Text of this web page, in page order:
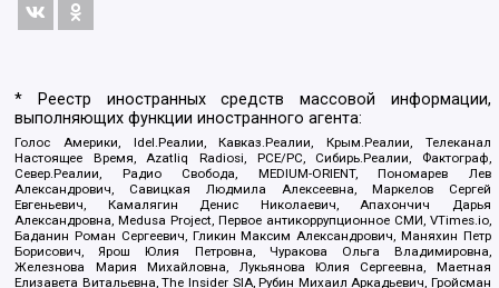
* Реестр иностранных средств массовой информации,
выполняющих функции иностранного агента:
Голос Америки, Idel.Реалии, Кавказ.Реалии, Крым.Реалии, Телеканал
Настоящее Время, Azatliq Radiosi, PCE/PC, Сибирь.Реалии, Фактограф,
Север.Реалии, Радио Свобода, MEDIUM-ORIENT, Пономарев Лев
Александрович, Савицкая Людмила Алексеевна, Маркелов Сергей
Евгеньевич, Камалягин Денис Николаевич, Апахончич Дарья
Александровна, Medusa Project, Первое антикоррупционное СМИ, VTimes.io,
Баданин Роман Сергеевич, Гликин Максим Александрович, Маняхин Петр
Борисович, Ярош Юлия Петровна, Чуракова Ольга Владимировна,
Железнова Мария Михайловна, Лукьянова Юлия Сергеевна, Маетная
Елизавета Витальевна, The Insider SIA, Рубин Михаил Аркадьевич, Гройсман